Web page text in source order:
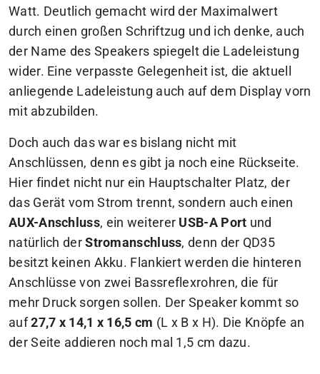
Watt. Deutlich gemacht wird der Maximalwert
durch einen großen Schriftzug und ich denke, auch
der Name des Speakers spiegelt die Ladeleistung
wider. Eine verpasste Gelegenheit ist, die aktuell
anliegende Ladeleistung auch auf dem Display vorn
mit abzubilden.
Doch auch das war es bislang nicht mit
Anschlüssen, denn es gibt ja noch eine Rückseite.
Hier findet nicht nur ein Hauptschalter Platz, der
das Gerät vom Strom trennt, sondern auch einen
AUX-Anschluss, ein weiterer USB-A Port und
natürlich derStromanschluss, denn der QD35
besitzt keinen Akku. Flankiert werden die hinteren
Anschlüsse von zwei Bassreflexrohren, die für
mehr Druck sorgen sollen. Der Speaker kommt so
auf27,7 x 14,1 x 16,5 cm (L x B x H). Die Knöpfe an
der Seite addieren noch mal 1,5 cm dazu.